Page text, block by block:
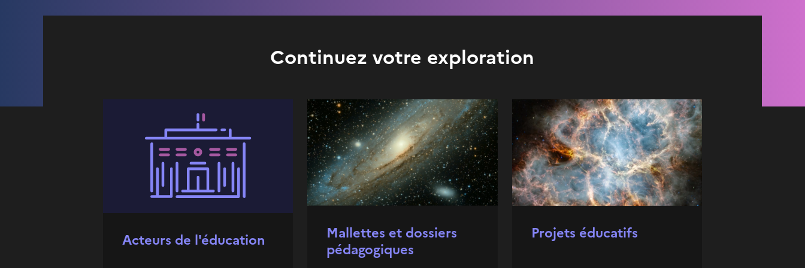
Continuez votre exploration
Acteurs de l'éducation
Mallettes et dossiers
pédagogiques
Projets éducatifs